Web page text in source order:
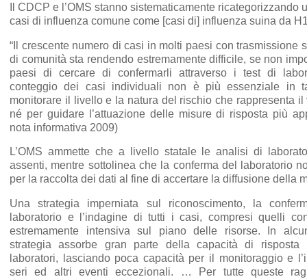
Il CDCP e l’OMS stanno sistematicamente ricategorizzando
casi di influenza comune come [casi di] influenza suina da
“Il crescente numero di casi in molti paesi con trasmissione
di comunità sta rendendo estremamente difficile, se non
paesi di cercare di confermarli attraverso i test di
conteggio dei casi individuali non è più essenziale in
monitorare il livello e la natura del rischio che rappresenta il
né per guidare l’attuazione delle misure di risposta più
nota informativa 2009)
L’OMS ammette che a livello statale le analisi di
assenti, mentre sottolinea che la conferma del laboratorio
per la raccolta dei dati al fine di accertare la diffusione della
Una strategia imperniata sul riconoscimento, la
laboratorio e l’indagine di tutti i casi, compresi quelli
estremamente intensiva sul piano delle risorse. In
strategia assorbe gran parte della capacità di
laboratori, lasciando poca capacità per il monitoraggio e
seri ed altri eventi eccezionali. … Per tutte queste